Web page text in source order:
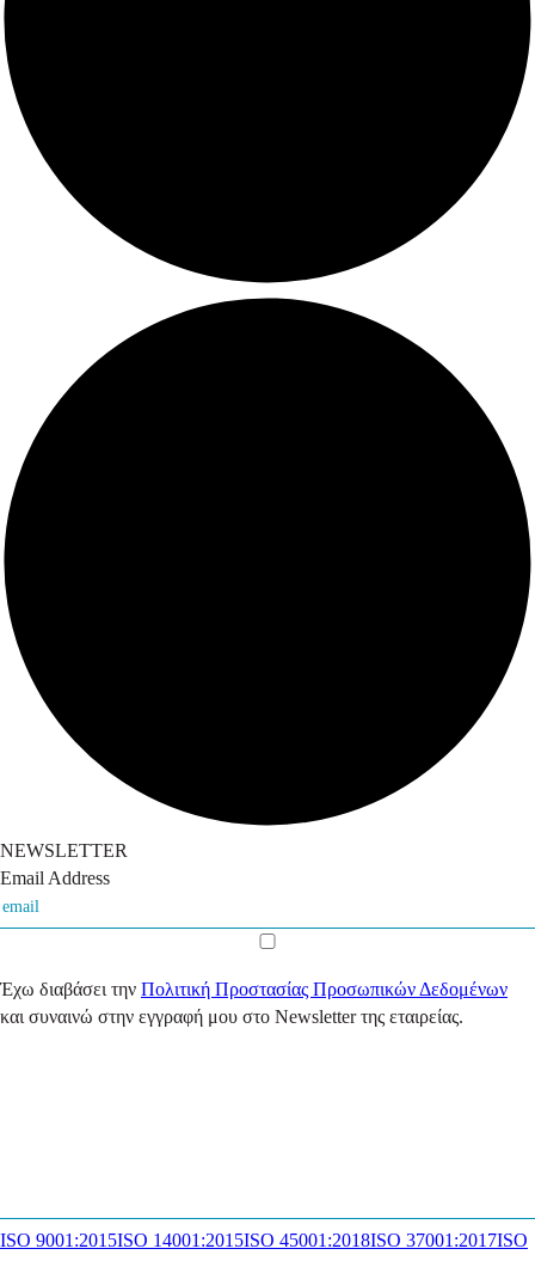
NEWSLETTER
Email Address
Έχω διαβάσει την Πολιτική Προστασίας Προσωπικών Δεδομένων
και συναινώ στην εγγραφή μου στο Newsletter της εταιρείας.
ISO 9001:2015ISO 14001:2015ISO 45001:2018ISO 37001:2017ISO